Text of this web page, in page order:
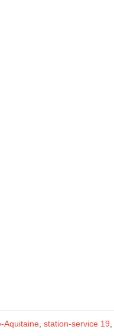
Aquitaine, station-service 19,